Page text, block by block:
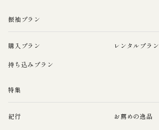
振袖プラン
購入プラン レンタルプラン
持ち込みプラン
特集
紀行 お薦めの逸品